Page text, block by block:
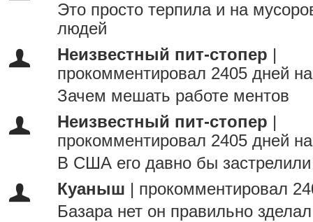
Это просто терпила и на
людей
Неизвестный пит-стопер
прокомментировал 2405 дней
Зачем мешать работе ментов
Неизвестный пит-стопер
прокомментировал 2405 дней
В США его давно бы
Куаныш
прокомментировал
Базара нет он правильно зделал